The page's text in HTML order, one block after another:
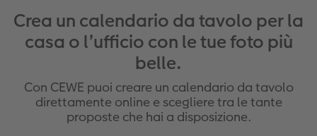
Crea un calendario da tavolo per la
casa o l’ufficio con le tue foto più
belle.
Con CEWE puoi creare un calendario da tavolo
direttamente online e scegliere tra le tante
proposte che hai a disposizione.